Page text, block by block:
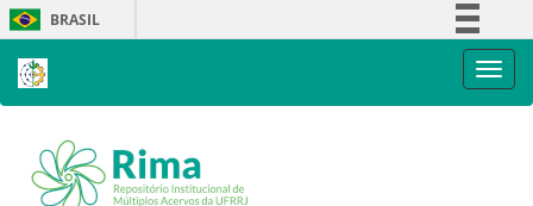
Skip
navigation
BRASIL